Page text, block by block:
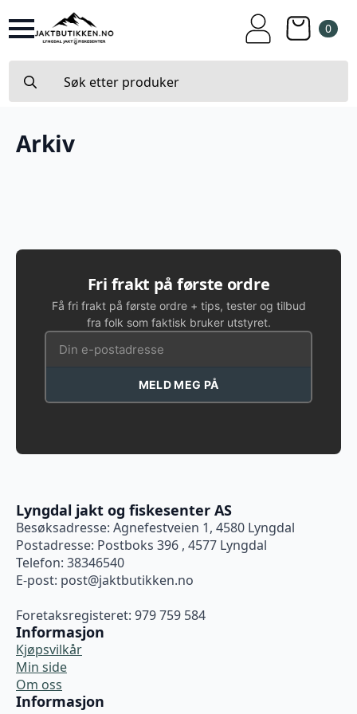
0
for:
Arkiv
Fri frakt på første ordre
Få fri frakt på første ordre + tips, tester og tilbud
fra folk som faktisk bruker utstyret.
MELD MEG PÅ
Lyngdal jakt og fiskesenter AS
Besøksadresse: Agnefestveien 1, 4580 Lyngdal
Postadresse: Postboks 396 , 4577 Lyngdal
Telefon: 38346540
E-post: post@jaktbutikken.no
Foretaksregisteret: 979 759 584
Informasjon
Kjøpsvilkår
Min side
Om oss
Informasjon